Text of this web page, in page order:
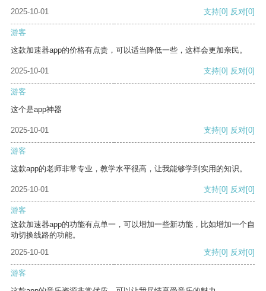
2025-10-01
支持[0] 反对[0]
游客
这款加速器app的价格有点贵，可以适当降低一些，这样会更加亲民。
2025-10-01 支持[0] 反对[0]
游客
这个是app神器
2025-10-01 支持[0] 反对[0]
游客
这款app的老师非常专业，教学水平很高，让我能够学到实用的知识。
2025-10-01 支持[0] 反对[0]
游客
这款加速器app的功能有点单一，可以增加一些新功能，比如增加一个自
动切换线路的功能。
2025-10-01
支持[0] 反对[0]
游客